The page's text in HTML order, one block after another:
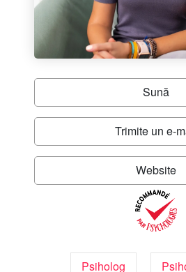
Sună
Trimite un e-
Website
Psiholog